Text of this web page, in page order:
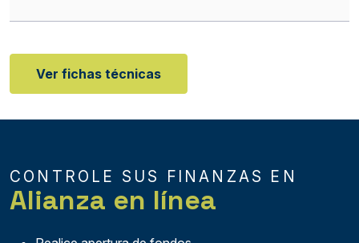
Ver fichas técnicas
CONTROLE SUS FINANZAS EN
Alianza en línea